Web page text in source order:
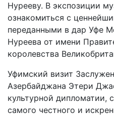
Нурееву. В экспозиции
ознакомиться с
переданными в дар Уфе
Нуреева от имени
королевства
Уфимский визит
Азербайджана Этери
культурной дипломатии,
самого честного и